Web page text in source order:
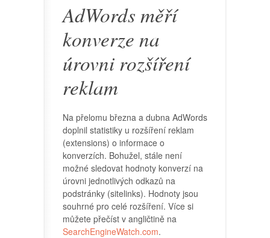
AdWords měří
konverze na
úrovni rozšíření
reklam
Na přelomu března a dubna AdWords
doplnil statistiky u rozšíření reklam
(extensions) o informace o
konverzích. Bohužel, stále není
možné sledovat hodnoty konverzí na
úrovni jednotlivých odkazů na
podstránky (sitelinks). Hodnoty jsou
souhrné pro celé rozšíření. Více si
můžete přečíst v angličtině na
SearchEngineWatch.com.